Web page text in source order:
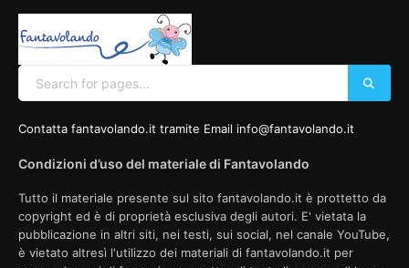
Contatta fantavolando.it tramite Email info@fantavolando.it
Condizioni d’uso del materiale di Fantavolando
Tutto il materiale presente sul sito fantavolando.it è prottetto da
copyright ed è di proprietà esclusiva degli autori. E' vietata la
pubblicazione in altri siti, nei testi, sui social, nel canale YouTube,
è vietato altresì l'utilizzo dei materiali di fantavolando.it per